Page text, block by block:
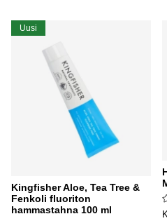
Uusi
Kingfisher Aloe, Tea Tree &
Fenkoli fluoriton
hammastahna 100 ml